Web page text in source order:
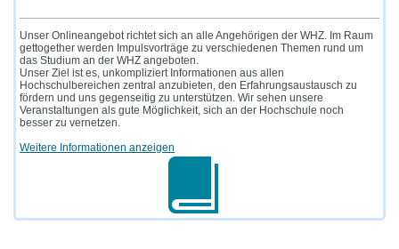
Unser Onlineangebot richtet sich an alle Angehörigen der WHZ. Im Raum
gettogether werden Impulsvorträge zu verschiedenen Themen rund um
das Studium an der WHZ angeboten.
Unser Ziel ist es, unkompliziert Informationen aus allen
Hochschulbereichen zentral anzubieten, den Erfahrungsaustausch zu
fördern und uns gegenseitig zu unterstützen. Wir sehen unsere
Veranstaltungen als gute Möglichkeit, sich an der Hochschule noch
besser zu vernetzen.
Weitere Informationen anzeigen